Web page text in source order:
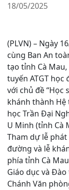
18/05/2025
(PLVN) – Ngày
cùng Ban An
tạo tỉnh Cà
tuyến ATGT học
với chủ đề “Học
khánh thành
học Trần Đại
U Minh (tỉnh Cà
Tham dự lễ
đường và lễ
phía tỉnh Cà
Giáo dục và
Chánh Văn